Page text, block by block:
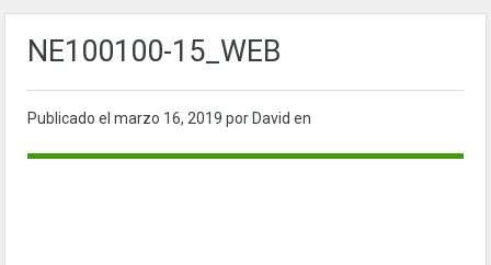
NE100100-15_WEB
Publicado el marzo 16, 2019 por David en